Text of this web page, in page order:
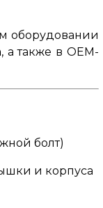
оборудовании
, а также в OEM-
болт)
и корпуса